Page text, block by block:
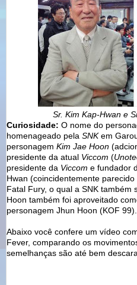
Sr. Kim Kap-Hwan e
Curiosidade: O nome do
homenageado pela SNKem
personagem Kim Jae Hoon
presidente da atual Viccom (
presidente da Viccom e fundador
Hwan (coincidentemente
Fatal Fury, o qual a SNK também
Hoon também foi aproveitado
personagem Jhun Hoon (KOF
Abaixo você confere um vídeo
Fever, comparando os
semelhanças são até bem